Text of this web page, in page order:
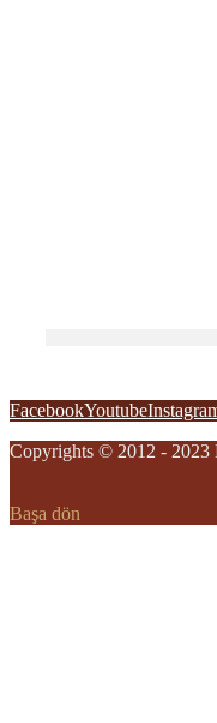
FacebookYoutube
Copyrights © 2012 - 2023
Başa dön